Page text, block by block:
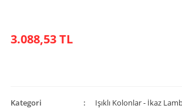
3.088,53 TL
Kategori
Işıklı Kolonlar - İkaz